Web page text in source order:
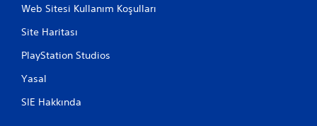
Web Sitesi Kullanım Koşulları
Site Haritası
PlayStation Studios
Yasal
SIE Hakkında